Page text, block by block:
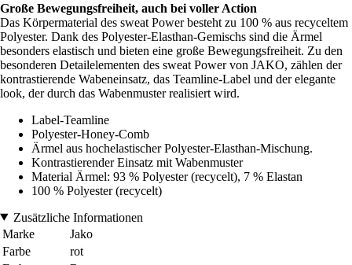
Große Bewegungsfreiheit, auch bei voller Action
Das Körpermaterial des sweat Power besteht zu 100 % aus recyceltem
Polyester. Dank des Polyester-Elasthan-Gemischs sind die Ärmel
besonders elastisch und bieten eine große Bewegungsfreiheit. Zu den
besonderen Detailelementen des sweat Power von JAKO, zählen der
kontrastierende Wabeneinsatz, das Teamline-Label und der elegante
look, der durch das Wabenmuster realisiert wird.
Label-Teamline
Polyester-Honey-Comb
Ärmel aus hochelastischer Polyester-Elasthan-Mischung.
Kontrastierender Einsatz mit Wabenmuster
Material Ärmel: 93 % Polyester (recycelt), 7 % Elastan
100 % Polyester (recycelt)
Zusätzliche Informationen
Marke
Jako
Farbe
rot